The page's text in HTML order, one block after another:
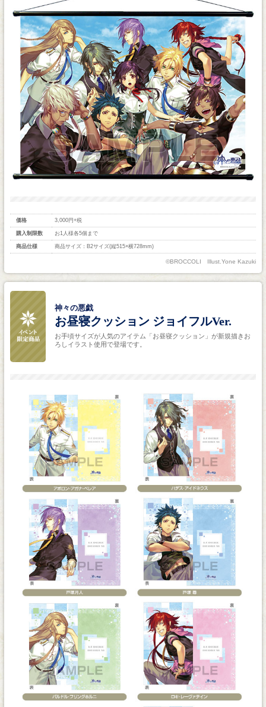
価格 3,000円+税
購入制限数 お1人様各5個まで
商品仕様 商品サイズ：B2サイズ(縦515×横728mm)
©BROCCOLI Illust.Yone Kazuki
神々の悪戯
お昼寝クッション ジョイフルVer.
お手頃サイズが人気のアイテム「お昼寝クッション」が新規描きお
ろしイラスト使用で登場です。